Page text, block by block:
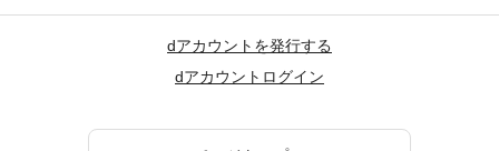
dアカウントを発行する
dアカウントログイン